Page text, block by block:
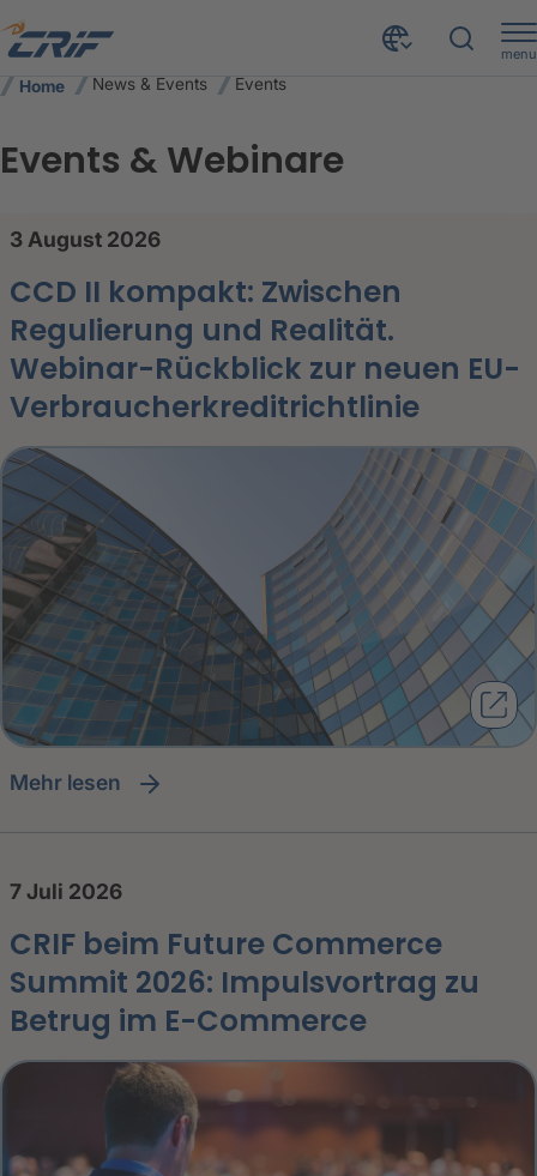
menu
Home News & Events Events
Events & Webinare
CRIF Events – Aktuelle
3 August 2026
CCD II kompakt: Zwischen
Regulierung und Realität.
Webinar-Rückblick zur neuen EU-
Verbraucherkreditrichtlinie
Mehr lesen
7 Juli 2026
CRIF beim Future Commerce
Summit 2026: Impulsvortrag zu
Betrug im E-Commerce